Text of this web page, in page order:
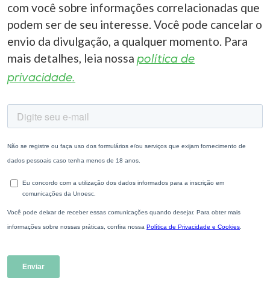
com você sobre informações correlacionadas que
podem ser de seu interesse. Você pode cancelar o
envio da divulgação, a qualquer momento. Para
mais detalhes, leia nossa política de
privacidade.